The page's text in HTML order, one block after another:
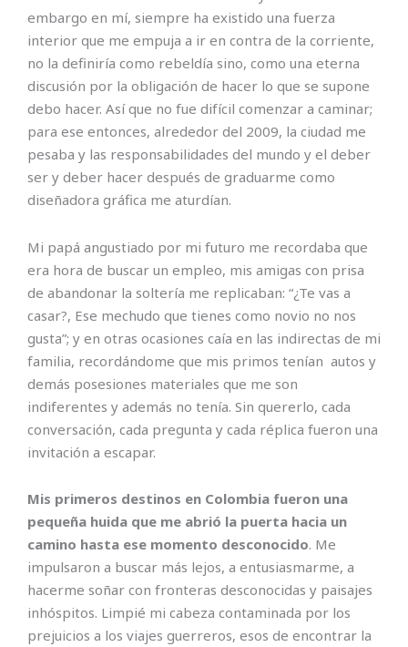
embargo en mí, siempre ha existido una fuerza
interior que me empuja a ir en contra de la corriente,
no la definiría como rebeldía sino, como una eterna
discusión por la obligación de hacer lo que se supone
debo hacer. Así que no fue difícil comenzar a caminar;
para ese entonces, alrededor del 2009, la ciudad me
pesaba y las responsabilidades del mundo y el deber
ser y deber hacer después de graduarme como
diseñadora gráfica me aturdían.
Mi papá angustiado por mi futuro me recordaba que
era hora de buscar un empleo, mis amigas con prisa
de abandonar la soltería me replicaban: “¿Te vas a
casar?, Ese mechudo que tienes como novio no nos
gusta”; y en otras ocasiones caía en las indirectas de mi
familia, recordándome que mis primos tenían autos y
demás posesiones materiales que me son
indiferentes y además no tenía. Sin quererlo, cada
conversación, cada pregunta y cada réplica fueron una
invitación a escapar.
Mis primeros destinos en Colombia fueron una
pequeña huida que me abrió la puerta hacia un
camino hasta ese momento desconocido. Me
impulsaron a buscar más lejos, a entusiasmarme, a
hacerme soñar con fronteras desconocidas y paisajes
inhóspitos. Limpié mi cabeza contaminada por los
prejuicios a los viajes guerreros, esos de encontrar la